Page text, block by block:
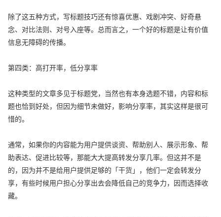
除了这五种方式，写标题技巧还有惊喜优惠、戏剧冲突、好奇悬
念、对比法则、对号入座等。总而言之，一个好的标题是让有价值
信息无障碍的传播。
第四类：高打开率，低分享率
这种类型的文章多见于标题党，当然也有本身选题不错，内容和标
题也恰到好处，但因为细节未做好，影响分享率，其实这样是很可
惜的。
通常，如果你的内容能为用户提供谈资、帮助别人、展示形象、帮
助表达、促进比较等，那能大大提高转发分享几率。但这并不是
的，因为并不是给用户提供足够的「干货」，他们一定会转发分
享，有些时候用户担心分享出去会降低自己的竞争力，因而选择收
藏。